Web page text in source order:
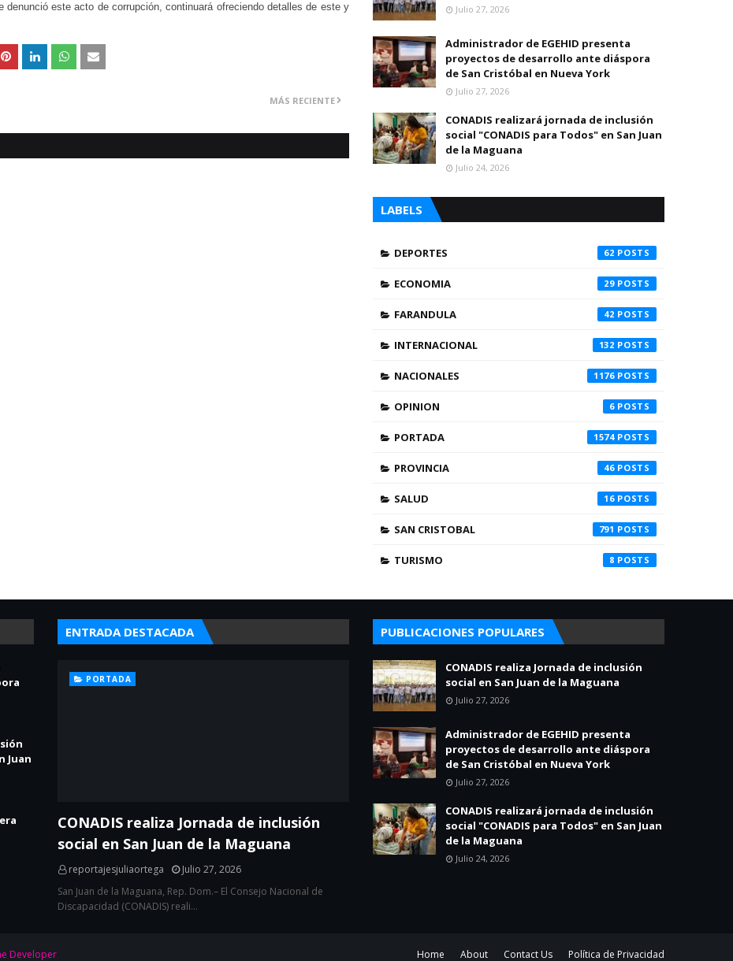
denunció este acto de corrupción, continuará ofreciendo detalles de este y
MÁS RECIENTE
Julio 27, 2026
Administrador de EGEHID presenta
proyectos de desarrollo ante diáspora
de San Cristóbal en Nueva York
Julio 27, 2026
CONADIS realizará jornada de inclusión
social "CONADIS para Todos" en San Juan
de la Maguana
Julio 24, 2026
LABELS
DEPORTES 62
ECONOMIA 29
FARANDULA 42
INTERNACIONAL 132
NACIONALES 1176
OPINION 6
PORTADA 1574
PROVINCIA 46
SALUD 16
SAN CRISTOBAL 791
TURISMO 8
Juan
ENTRADA DESTACADA
PORTADA
CONADIS realiza Jornada de inclusión
social en San Juan de la Maguana
reportajesjuliaortega
Julio 27, 2026
San Juan de la Maguana, Rep. Dom.– El Consejo Nacional de
Discapacidad (CONADIS) reali…
PUBLICACIONES POPULARES
CONADIS realiza Jornada de inclusión
social en San Juan de la Maguana
Julio 27, 2026
Administrador de EGEHID presenta
proyectos de desarrollo ante diáspora
de San Cristóbal en Nueva York
Julio 27, 2026
CONADIS realizará jornada de inclusión
social "CONADIS para Todos" en San Juan
de la Maguana
Julio 24, 2026
Home About Contact Us Política de Privacidad
Developer